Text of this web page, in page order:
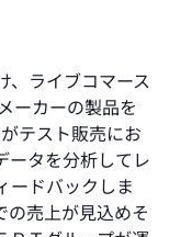
、ライブコマース
ーカーの製品を
テスト販売にお
ータを分析してレ
ードバックしま
の売上が見込めそ